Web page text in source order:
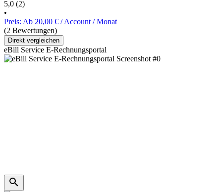
5,0 (2)
•
Preis: Ab 20,00 € / Account / Monat
(2 Bewertungen)
Direkt vergleichen
eBill Service E-Rechnungsportal